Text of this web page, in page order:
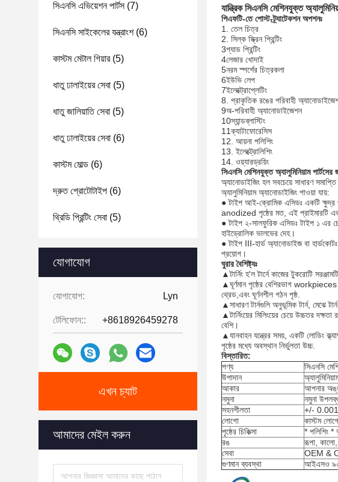
সিএনসি এভিয়েশন পার্টস(7)
সিএনসি সাইকেলের যন্ত্রাংশ(6)
কাস্টম মেটাল গিয়ার(5)
ধাতু ঢালাইয়ের সেবা (5)
ধাতু জালিয়াতি সেবা (5)
ধাতু ঢালাইয়ের সেবা (6)
কাস্টম মোল্ড (6)
দ্রুত প্রোটোটাইপ (6)
থ্রিডি প্রিন্টিং সেবা (5)
যোগাযোগ
যোগাযোগ: Lyn
টেলিফোন:: +8618926459278
এখন চ্যাট
আমাদের মেইল করুন
যান্ত্রিক সিএনসি মেশিনযুক্ত
পিএফটি-তে পোস্ট-ট্র্যাটেকশন অপশনঃ
1. তেল চিত্র
2. সিল্ক স্ক্রিন প্রিন্টিং
3প্যাড প্রিন্টিং
4লেজার খোদাই
5নরম স্পর্শের চিত্রকলা
6ইউভি লেপ
7ইলেক্ট্রোপ্লেটিং
8. প্রাকৃতিক রঙের পরিবাহী
9অ-পরিবাহী অ্যানোডাইজেশন
10স্যান্ডব্লাস্টিং
11ক্যাটাফোরেসিস
12. আয়না পলিশিং
13. ইলেক্ট্রোলিশিং
14. ওয়্যারড্রয়িং
সিএনসি মেশিনযুক্ত অ্যালুমিনিয়াম
অ্যানোডাইজিং হল সবচেয়ে সাধারণ
অ্যালুমিনিয়াম অ্যানোডাইজিং পাওয়া যায়:
● টাইপ আই-ক্রোমিক এসিডঃ একটি ক্ষুদ্র
anodized পৃষ্ঠের মত, এই প্রাইমারটি
● টাইপ ২-সালফুরিক এসিডঃ টাইপ ১ এর
হাইড্রোলিক ভালভের দেহ।
● টাইপ III-হার্ড অ্যানোডাইজ বা
প্রয়োগ।
ঘুরার বৈশিষ্ট্যঃ
▲টার্নিং হ'ল টার্নে কাজের টুকরোটি
▲ঘূর্ণমান পৃষ্ঠের বেশিরভাগ workpieces
থ্রেড,এবং ঘূর্ণনশীল গঠন পৃষ্ঠ.
▲সাধারণ টার্নগুলি অনুভূমিক টার্ন, মেঝে
▲টার্নিংয়ের মিলিংয়ের চেয়ে উচ্চতর
বেশি।
▲যানবাহন যন্ত্রের সময়, একটি লোডিং
পৃষ্ঠের মধ্যে অবস্থান নির্ভুলতা উচ্চ.
বিস্তারিত:
পণ্য
সিএনসি
উপাদান
আকার
আপনার
নমুনা
নমুনা
সহনশীলতা
+/-
লোগো
কাস্টম
পৃষ্ঠের চিকিত্সা
* পলিশিং *
রঙ
রূপা, কালো,
সেবা
OEM &
গুণমান ব্যবস্থা
আইএসও